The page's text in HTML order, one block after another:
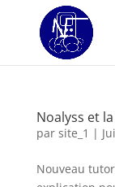
Noalyss et
par site_1 |
Nouveau